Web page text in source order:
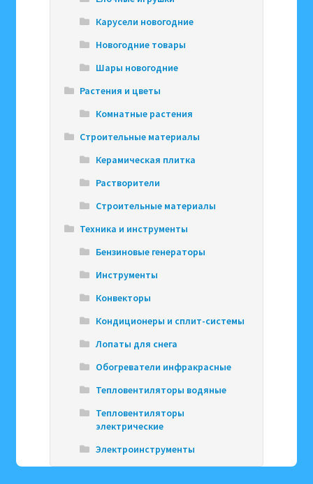
Карусели новогодние
Новогодние товары
Шары новогодние
Растения и цветы
Комнатные растения
Строительные материалы
Керамическая плитка
Растворители
Строительные материалы
Техника и инструменты
Бензиновые генераторы
Инструменты
Конвекторы
Кондиционеры и сплит-системы
Лопаты для снега
Обогреватели инфракрасные
Тепловентиляторы водяные
Тепловентиляторы
электрические
Электроинструменты